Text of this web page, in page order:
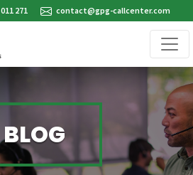
271 contact@gpg-callcenter.com
BLOG